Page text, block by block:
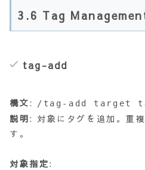
3.6 Tag
tag-add
構文: /tag-add target
説明: 対象にタグを追加。重
す。
対象指定: